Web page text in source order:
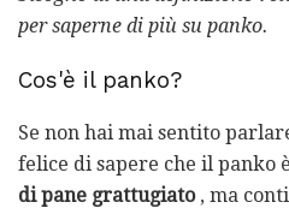
per saperne di più su panko.
Cos'è il panko?
Se non hai mai sentito
felice di sapere che il panko
di pane grattugiato, ma